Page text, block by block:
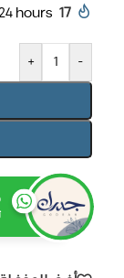
17
hours
-
+